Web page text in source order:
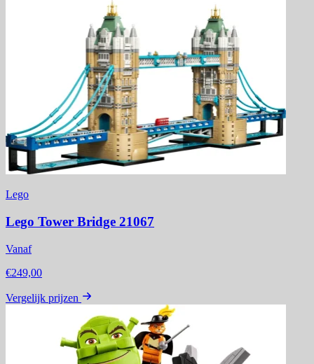
Lego
Lego Tower Bridge 21067
Vanaf
€249,00
Vergelijk prijzen